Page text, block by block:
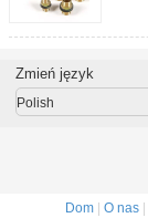
Zmień język
Polish
Dom O nas